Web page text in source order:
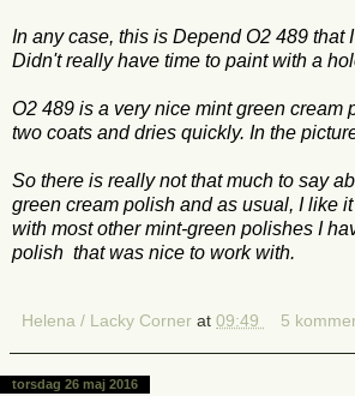
In any case, this is Depend O2 489 that
Didn't really have time to paint with a
O2 489 is a very nice mint green cream
two coats and dries quickly. In the
So there is really not that much to say
green cream polish and as usual, I like
with most other mint-green polishes I
polish that was nice to work with.
Helena / Lacky Corner at 09:49 5
torsdag 26 maj 2016